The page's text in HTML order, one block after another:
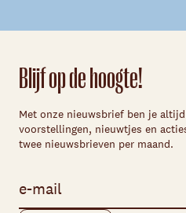
Blijf op de hoogte!
Met onze nieuwsbrief ben je
voorstellingen, nieuwtjes en
twee nieuwsbrieven per maand.